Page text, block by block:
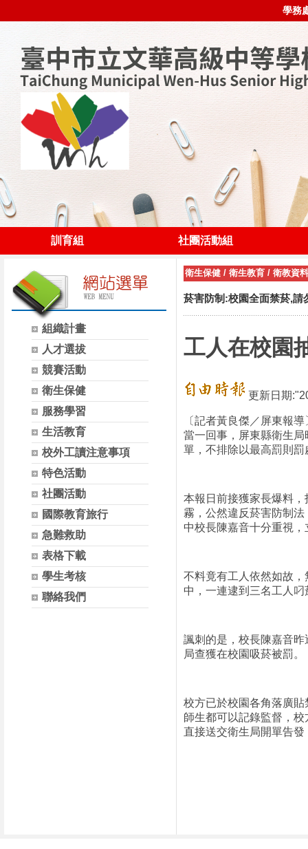
學務
訓育組 社團活動組
組織計畫
人才選拔
競賽活動
衛生保健
服務學習
生活教育
校外工讀注意事項
特色活動
社團活動
國際教育旅行
急難救助
表格下載
學生考核
聯絡我們
衛生保健 / 衛生教育 / 衛教資料
菸害防制:校園全面禁菸,請
工人在校園
更新日期:
〔記者黃良傑／屏東報
當一回事，屏東縣衛生
單，不排除以最高罰則
本報日前接獲家長爆料
霧，公然違反菸害防制
中校長陳嘉音十分重視
不料竟有工人依然如故
中，一連逮到三名工人
諷刺的是，校長陳嘉音
局查獲在校園吸菸被罰。
校方已於校園各角落廣
師生都可以記錄監督，
直接送交衛生局開單告